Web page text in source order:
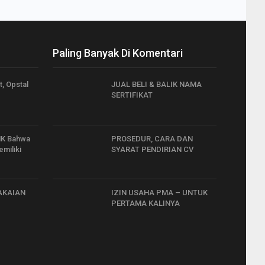
Opstal
Bahwa
Paling Banyak Di Komentari
JUAL BELI & BALIK NAMA
SERTIFIKAT
PROSEDUR, CARA DAN
SYARAT PENDIRIAN CV
IZIN USAHA PMA – UNTUK
PERTAMA KALINYA